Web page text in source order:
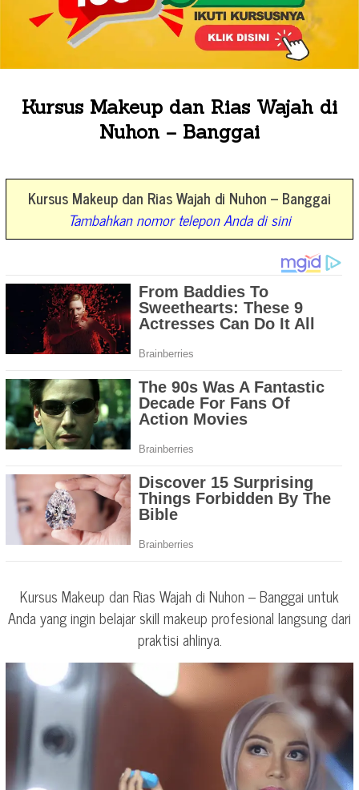
Kursus Makeup dan Rias Wajah di
Nuhon – Banggai
Kursus Makeup dan Rias Wajah di Nuhon – Banggai
Tambahkan nomor telepon Anda di sini
Kursus Makeup dan Rias Wajah di Nuhon – Banggai untuk
Anda yang ingin belajar skill makeup profesional langsung dari
praktisi ahlinya.